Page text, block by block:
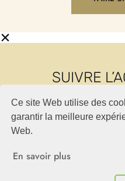
garantir la meilleure
En savoir plus
Refuser
SUIVRE
Si ce lieu vous touche,
aventure culturelle et
la pérennité de son